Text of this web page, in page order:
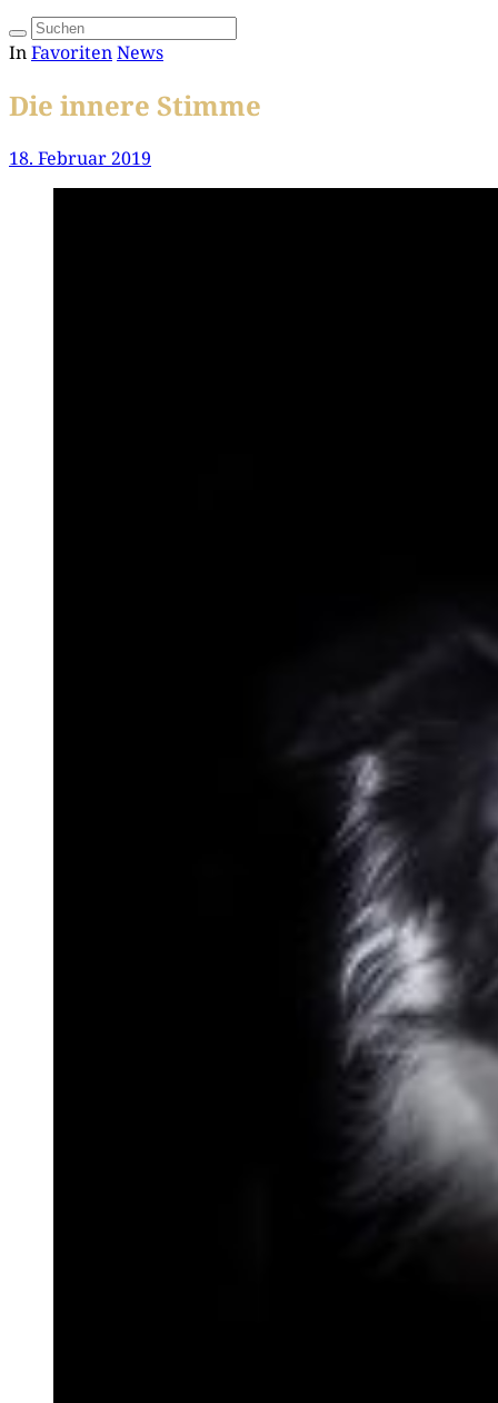
InFavoritenNews
Die innere Stimme
18. Februar 2019